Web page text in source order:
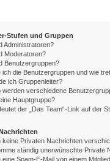
Stufen und Gruppen
Administratoren?
Moderatoren?
Benutzergruppen?
ich die Benutzergruppen und wie
ich Gruppenleiter?
werden verschiedene
Hauptgruppe?
der „Das Team“-Link auf der
keine Privaten Nachrichten
ständig unerwünschte Private
eine Spam-E-Mail von einem